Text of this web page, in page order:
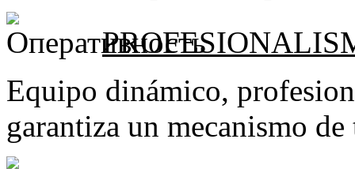
Equipo dinámico,
garantiza un mecanismo